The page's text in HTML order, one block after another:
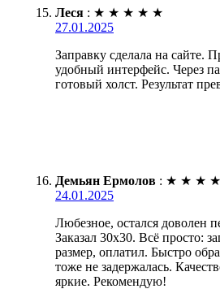
Леся : ★ ★ ★ ★ ★
27.01.2025
Заправку сделала на сайте.
удобный интерфейс. Через
готовый холст. Результат
Демьян Ермолов : ★ ★ ★ ★
24.01.2025
Любезное, остался доволен
Заказал 30х30. Всё просто:
размер, оплатил. Быстро
тоже не задержалась.
яркие. Рекомендую!